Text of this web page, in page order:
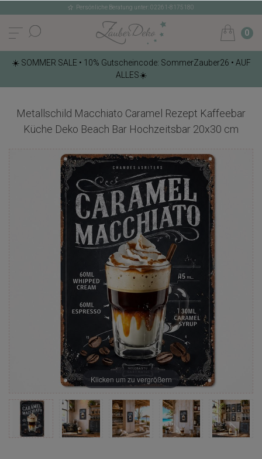
Persönliche Beratung unter: 02261-8175180
0
☀️ SOMMER SALE • 10% Gutscheincode: SommerZauber26 • AUF
ALLES☀️
Metallschild Macchiato Caramel Rezept Kaffeebar
Küche Deko Beach Bar Hochzeitsbar 20x30 cm
Klicken um zu vergrößern